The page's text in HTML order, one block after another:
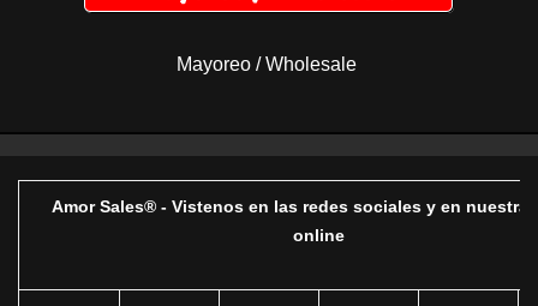
Mayoreo / Wholesale
Amor Sales® - Vistenos en las redes sociales y en nuestra
online